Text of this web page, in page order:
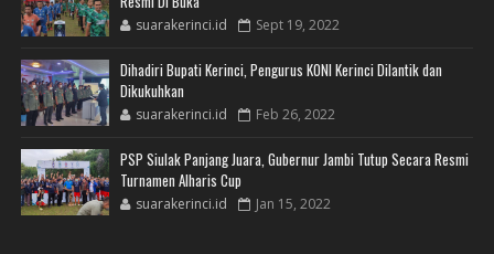
suarakerinci.id Sept 19, 2022
Dihadiri Bupati Kerinci, Pengurus KONI Kerinci Dilantik dan
Dikukuhkan
suarakerinci.id Feb 26, 2022
PSP Siulak Panjang Juara, Gubernur Jambi Tutup Secara Resmi
Turnamen Alharis Cup
suarakerinci.id Jan 15, 2022